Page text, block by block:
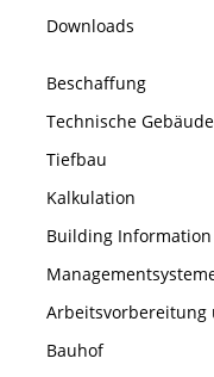
Downloads
Beschaffung
Technische
Tiefbau
Kalkulation
Building
Arbeitsvorbereitung
Bauhof